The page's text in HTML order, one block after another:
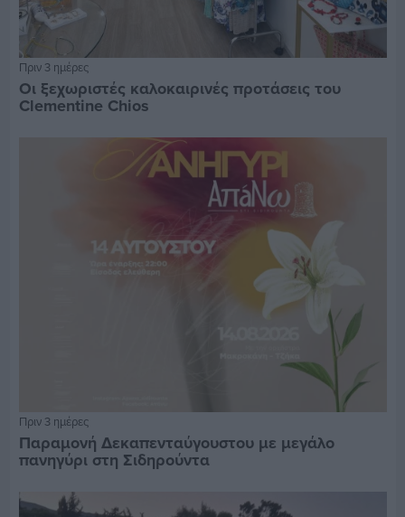
Πριν 3 ημέρες
Οι ξεχωριστές καλοκαιρινές προτάσεις του
Clementine Chios
Πριν 3 ημέρες
Παραμονή Δεκαπενταύγουστου με μεγάλο
πανηγύρι στη Σιδηρούντα